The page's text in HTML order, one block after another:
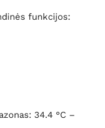
funkcijos:
34.4 °C –